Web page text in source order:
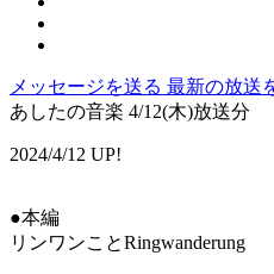
メッセージを送る 最新の放送
あしたの音楽 4/12(木)放送分
2024/4/12 UP!
●本編
リンワンことRingwanderung